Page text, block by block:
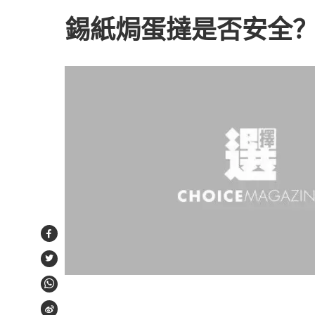
錫紙焗蛋撻是否安全？
Facebook
Twitter
WhatsApp